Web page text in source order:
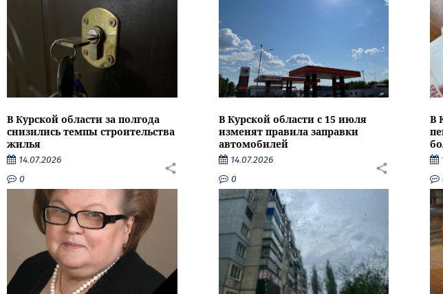
В Курской области за полгода
снизились темпы строительства
жилья
14.07.2026
0
В Курской области с 15 июля
изменят правила заправки
автомобилей
14.07.2026
0
В